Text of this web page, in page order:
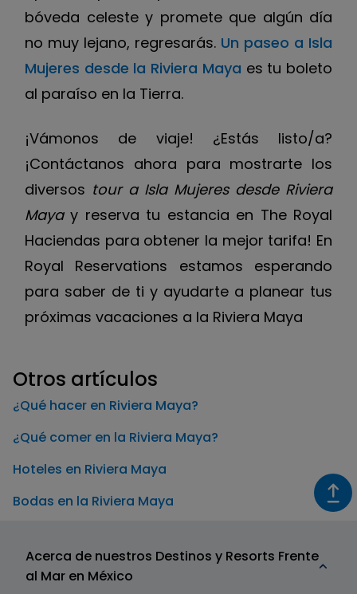
bóveda celeste y promete que algún día
no muy lejano, regresarás. Un paseo a Isla
Mujeres desde la Riviera Maya es tu boleto
al paraíso en la Tierra.
¡Vámonos de viaje! ¿Estás listo/a?
¡Contáctanos ahora para mostrarte los
diversos tour a Isla Mujeres desde Riviera
Mayay reserva tu estancia en The Royal
Haciendas para obtener la mejor tarifa! En
Royal Reservations estamos esperando
para saber de ti y ayudarte a planear tus
próximas vacaciones a la Riviera Maya
Otros artículos
¿Qué hacer en Riviera Maya?
¿Qué comer en la Riviera Maya?
Hoteles en Riviera Maya
Bodas en la Riviera Maya
Acerca de nuestros Destinos y Resorts Frente
al Mar en México